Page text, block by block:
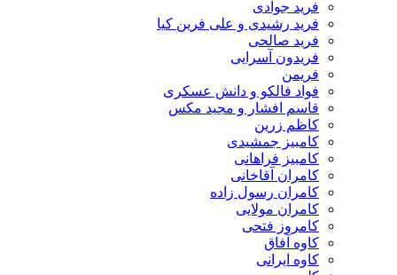
فرید جوادی
فرید رشیدی و علی فرین کیا
فرید صالحی
فریدون آسرایی
فریمن
فواد فالکو و دانش عسکری
قاسم افشار و مجید مکس
کاظم زرین
کامبیز جمشیدی
کامبیز فراهانی
کامران آقاخانی
کامران رسول زاده
کامران مولایی
کامروز فتحی
کاوه آفاق
کاوه ایرانی